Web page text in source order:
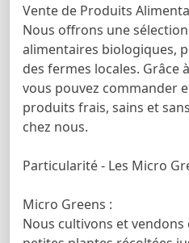
Vente de Produits
Nous offrons une
alimentaires biologiques,
des fermes locales. Grâce
vous pouvez commander
produits frais, sains et
chez nous.
Particularité - Les Micro
Micro Greens :
Nous cultivons et vendons